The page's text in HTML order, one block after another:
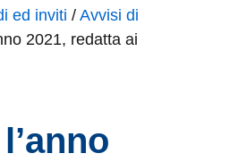
ed inviti /Avvisi di
2021, redatta ai